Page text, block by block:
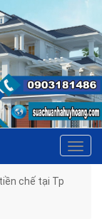
chế tại Tp